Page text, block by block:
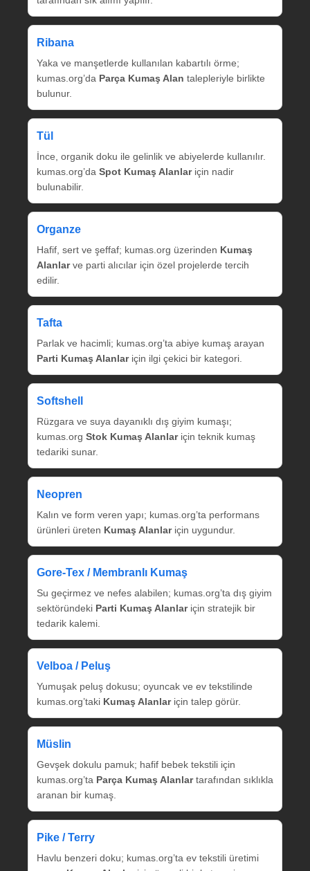
Ribana
Yaka ve manşetlerde kullanılan kabartılı örme;
kumas.org’da Parça Kumaş Alan talepleriyle birlikte
bulunur.
Tül
İnce, organik doku ile gelinlik ve abiyelerde kullanılır.
kumas.org’da Spot Kumaş Alanlariçin nadir
bulunabilir.
Organze
Hafif, sert ve şeffaf; kumas.org üzerinden Kumaş
Alanlarve parti alıcılar için özel projelerde tercih
edilir.
Tafta
Parlak ve hacimli; kumas.org’ta abiye kumaş arayan
Parti Kumaş Alanlariçin ilgi çekici bir kategori.
Softshell
Rüzgara ve suya dayanıklı dış giyim kumaşı;
kumas.org Stok Kumaş Alanlariçin teknik kumaş
tedariki sunar.
Neopren
Kalın ve form veren yapı; kumas.org’ta performans
ürünleri üreten Kumaş Alanlariçin uygundur.
Gore‑Tex / Membranlı Kumaş
Su geçirmez ve nefes alabilen; kumas.org’ta dış giyim
sektöründeki Parti Kumaş Alanlariçin stratejik bir
tedarik kalemi.
Velboa / Peluş
Yumuşak peluş dokusu; oyuncak ve ev tekstilinde
kumas.org’taki Kumaş Alanlariçin talep görür.
Müslin
Gevşek dokulu pamuk; hafif bebek tekstili için
kumas.org’ta Parça Kumaş Alanlartarafından sıklıkla
aranan bir kumaş.
Pike / Terry
Havlu benzeri doku; kumas.org’ta ev tekstili üretimi